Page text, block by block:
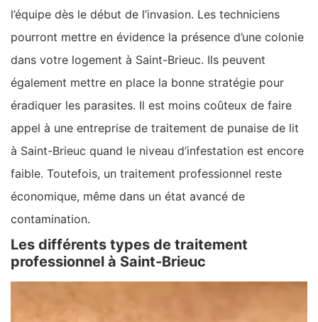
l’équipe dès le début de l’invasion. Les techniciens
pourront mettre en évidence la présence d’une colonie
dans votre logement à Saint-Brieuc. Ils peuvent
également mettre en place la bonne stratégie pour
éradiquer les parasites. Il est moins coûteux de faire
appel à une entreprise de traitement de punaise de lit
à Saint-Brieuc quand le niveau d’infestation est encore
faible. Toutefois, un traitement professionnel reste
économique, même dans un état avancé de
contamination.
Les différents types de traitement
professionnel à Saint-Brieuc